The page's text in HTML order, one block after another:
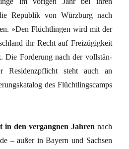
Republik von Würzburg nach
»Den Flüchtlingen wird mit der
ihr Recht auf Freizügigkeit
Die Forderung nach der vollstän­
Residenzpflicht steht auch an
des Flüchtlingscamps
in den vergangnen Jahren nach
– außer in Bayern und Sachsen